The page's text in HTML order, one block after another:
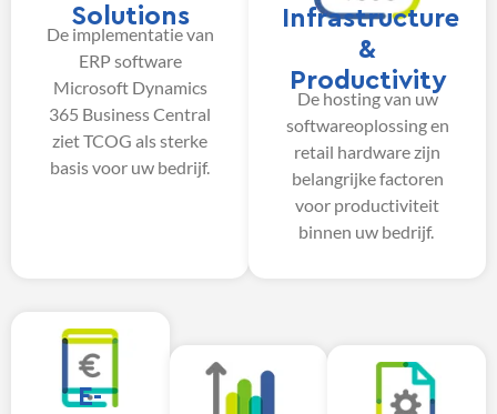
Solutions
De implementatie van
ERP software
Microsoft Dynamics
365 Business Central
ziet TCOG als sterke
basis voor uw bedrijf.
Infrastructure
&
Productivity
De hosting van uw
softwareoplossing en
retail hardware zijn
belangrijke factoren
voor productiviteit
binnen uw bedrijf.
E-